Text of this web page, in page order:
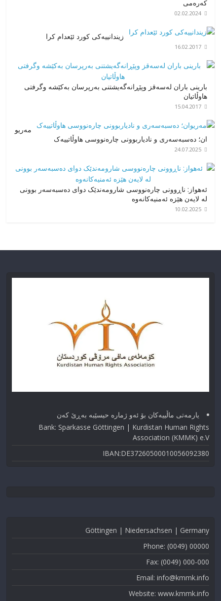
کەرەمی
02.02.2024
زیندانییەکی کورد ئێعدام کرا
16.02.2017
بارینی باران لەسەقز وپێڕانەگەیشتنی بەرپرسان بەکێشە وگرفتی
هاوڵاتیان
15.04.2017
مەریو
ان؛ دەسبەسەری و نادیاربوونی چارەنووسی هاوڵاتییەک
24.07.2025
ئەهواز: ناڕوونی چارەنووسی شارومەندێک دوای دەسبەسەر بوونی
لە لایەن هێزە ئەمنیەکانەوە
10.02.2025
یارمەتی ماڵییەکان بۆ ئەو ژماره حیسێبە بەڕێ کەن
Bank: Sparkasse Göttingen | Kurdistan Human Rights
Association (KMMK) e.V
IBAN:DE37260500010056092380
Göttingen | Niedersachsen | Germany
Phone: (0049) 00000
Fax: (0049) 000-000
Email: info@kmmk.info
Website: www.kmmk.info